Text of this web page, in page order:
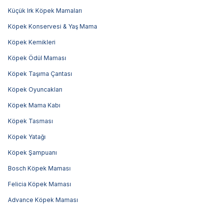
Küçük Irk Köpek Mamaları
Köpek Konservesi & Yaş Mama
Köpek Kemikleri
Köpek Ödül Maması
Köpek Taşıma Çantası
Köpek Oyuncakları
Köpek Mama Kabı
Köpek Tasması
Köpek Yatağı
Köpek Şampuanı
Bosch Köpek Maması
Felicia Köpek Maması
Advance Köpek Maması